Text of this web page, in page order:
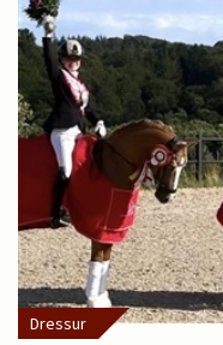
Dressur